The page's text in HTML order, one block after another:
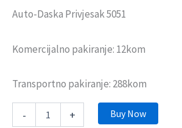
Auto-Daska Privjesak 5051
Komercijalno pakiranje: 12kom
Transportno pakiranje: 288kom
- + Buy Now